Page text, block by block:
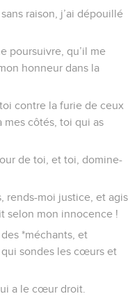
raison, j’ai dépouillé
poursuivre, qu’il me
honneur dans la
contre la furie de ceux
mes côtés, toi qui as
de toi, et toi, domine-
rends-moi justice, et agis
selon mon innocence !
*méchants, et
sondes les cœurs et
a le cœur droit.